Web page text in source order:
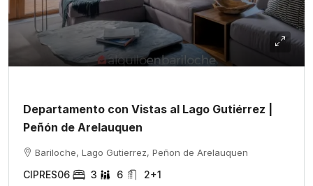
Departamento con Vistas al Lago Gutiérrez |
Peñón de Arelauquen
Bariloche, Lago Gutierrez, Peñon de Arelauquen
CIPRES06 3 6 2+1